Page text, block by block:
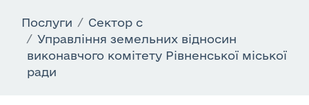
Послуги
Сектор c
Управління земельних відносин
виконавчого комітету Рівненської міської
ради